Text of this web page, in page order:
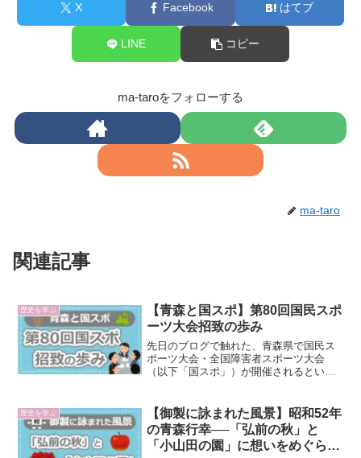
X Facebook はてブ
LINE コピー
ma-taroをフォローする
ma-taro
関連記事
歴史を学ぶ
【青森と国スポ】第80回国民スポ
ーツ大会招致の歩み
先日のブログで触れた、青森県で国民ス
ポーツ大会・全国障害者スポーツ大会
（以下「国スポ」）が開催されるという
二度目です。前回の大会は今から約半世
紀前、昭和52年（1977...
歴史を学ぶ
【御製に詠まれた風景】昭和52年
の青森行幸──「弘前の秋」と
「小山田の園」に想いをめぐらせ